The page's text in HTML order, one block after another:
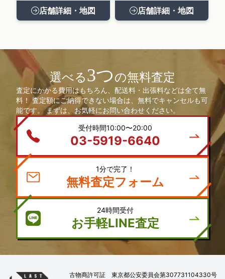
店舗詳細・地図 店舗詳細・地図
選べる3つの無料査定
査定にかかる費用はもちろん、配送料・出張料などは全て無
料！ 査定額にご納得できない場合は、無料でキャンセルも可
能です。 まずは、お気軽にお問い合わせください。
受付時間10:00〜20:00
03-5919-6640
1分で完了！
無料査定フォーム
24時間受付
お手軽LINE査定
古物商許可証 東京都公安委員会第307731104330号